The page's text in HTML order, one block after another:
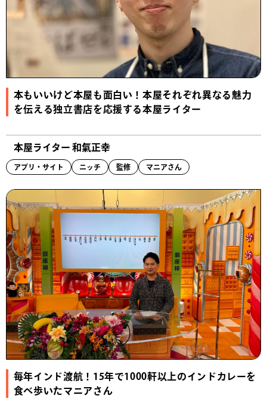
本もいいけど本屋も面白い！本屋それぞれ異なる魅力
を伝える独立書店を応援する本屋ライター
本屋ライター 和氣正幸
アプリ・サイト ニッチ 監修 マニアさん
毎年インド渡航！15年で1000軒以上のインドカレーを
食べ歩いたマニアさん